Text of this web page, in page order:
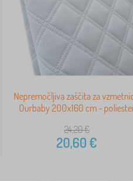
Nepremočljiva zaščita za
Ourbaby 200x160 cm -
24,20€
20,60€